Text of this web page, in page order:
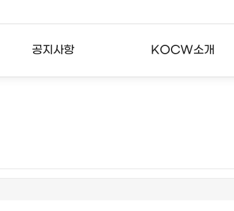
공지사항 KOCW소개